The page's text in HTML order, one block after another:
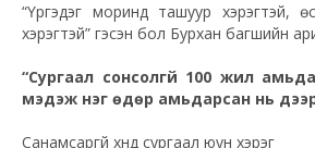
“Үргэдэг моринд ташуур хэрэгтэй,
хэрэгтэй” гэсэн бол Бурхан багшийн
“Сургаал сонсолгүй 100 жил
мэдэж нэг өдөр амьдарсан нь
Санамсаргүй хүнд сургаал юун хэрэг